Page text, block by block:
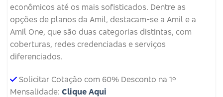
econômicos até os mais sofisticados. Dentre as
opções de planos da Amil, destacam-se a Amil e a
Amil One, que são duas categorias distintas, com
coberturas, redes credenciadas e serviços
diferenciados.
Solicitar Cotação com 60% Desconto na 1º
Mensalidade: Clique Aqui